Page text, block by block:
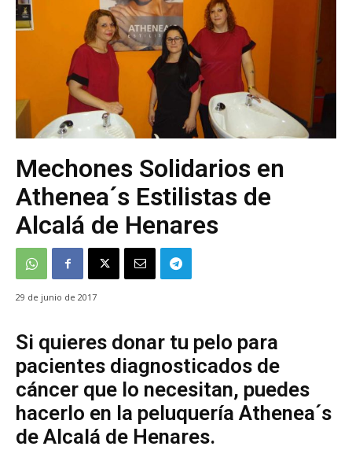
Mechones Solidarios en
Athenea´s Estilistas de
Alcalá de Henares
29 de junio de 2017
Si quieres donar tu pelo para
pacientes diagnosticados de
cáncer que lo necesitan, puedes
hacerlo en la peluquería Athenea´s
de Alcalá de Henares.